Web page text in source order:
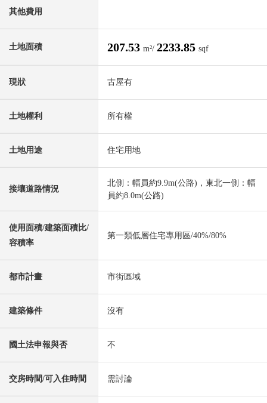
其他費用
土地面積 207.53 m²/ 2233.85 sqf
現狀 古屋有
土地權利 所有權
土地用途 住宅用地
接壤道路情況
北側：幅員約9.9m(公路)，東北一側：幅
員約8.0m(公路)
使用面積/建築面積比/
容積率
第一類低層住宅專用區/40%/80%
都市計畫 市街區域
建築條件 沒有
國土法申報與否 不
交房時間/可入住時間 需討論